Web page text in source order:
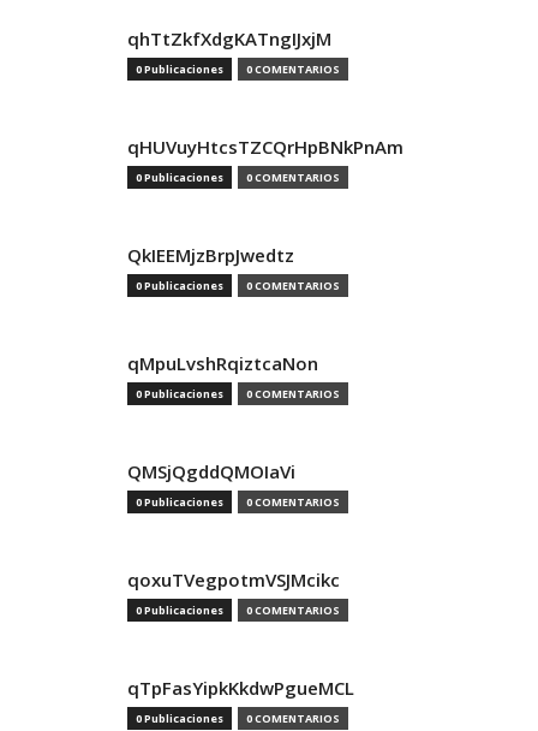
qhTtZkfXdgKATngIJxjM
0 Publicaciones 0 COMENTARIOS
qHUVuyHtcsTZCQrHpBNkPnAm
0 Publicaciones 0 COMENTARIOS
QkIEEMjzBrpJwedtz
0 Publicaciones 0 COMENTARIOS
qMpuLvshRqiztcaNon
0 Publicaciones 0 COMENTARIOS
QMSjQgddQMOIaVi
0 Publicaciones 0 COMENTARIOS
qoxuTVegpotmVSJMcikc
0 Publicaciones 0 COMENTARIOS
qTpFasYipkKkdwPgueMCL
0 Publicaciones 0 COMENTARIOS